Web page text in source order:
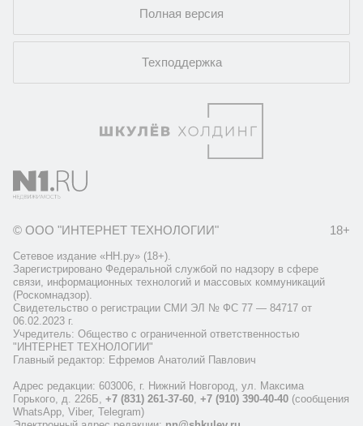
Полная версия
Техподдержка
© ООО "ИНТЕРНЕТ ТЕХНОЛОГИИ" 18+
Сетевое издание «НН.ру» (18+).
Зарегистрировано Федеральной службой по надзору в сфере
связи, информационных технологий и массовых коммуникаций
(Роскомнадзор).
Свидетельство о регистрации СМИ ЭЛ № ФС 77 — 84717 от
06.02.2023 г.
Учредитель: Общество с ограниченной ответственностью
"ИНТЕРНЕТ ТЕХНОЛОГИИ"
Главный редактор: Ефремов Анатолий Павлович
Адрес редакции: 603006, г. Нижний Новгород, ул. Максима
Горького, д. 226Б, +7 (831) 261-37-60, +7 (910) 390-40-40 (сообщения
WhatsApp, Viber, Telegram)